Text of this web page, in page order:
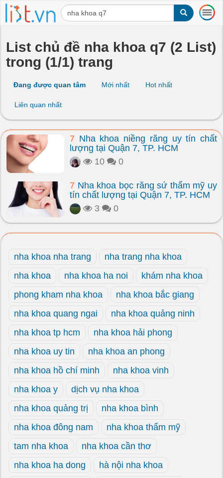
T
o
l
a
t
List chủ đề nha khoa q7 (2 List)
trong (1/1) trang
Đang được quan tâm Mới nhất Hot nhất
Liên quan nhất
7 Nha khoa niềng răng uy tín chất
lượng tại Quận 7, TP. HCM
10
0
7 Nha khoa bọc răng sứ thẩm mỹ uy
tín chất lượng tại Quận 7, TP. HCM
3
0
nha khoa nha trang
nha trang nha khoa
nha khoa
nha khoa ha noi
khám nha khoa
phong kham nha khoa
nha khoa bắc giang
nha khoa quang ngai
nha khoa quảng ninh
nha khoa tp hcm
nha khoa hải phong
nha khoa uy tin
nha khoa an phong
nha khoa hồ chí minh
nha khoa vinh
nha khoa y
dịch vụ nha khoa
nha khoa quảng trị
nha khoa bình
nha khoa đông nam
nha khoa thẩm mỹ
tam nha khoa
nha khoa cần thơ
nha khoa ha dong
hà nội nha khoa